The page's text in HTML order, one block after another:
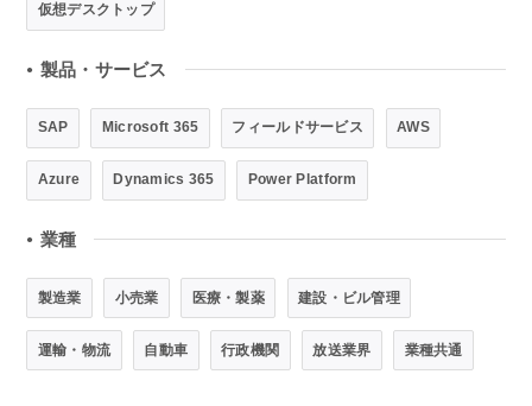
仮想デスクトップ
● 製品・サービス
SAP Microsoft 365 フィールドサービス AWS
Azure Dynamics 365 Power Platform
● 業種
製造業 小売業 医療・製薬 建設・ビル管理
運輸・物流 自動車 行政機関 放送業界 業種共通